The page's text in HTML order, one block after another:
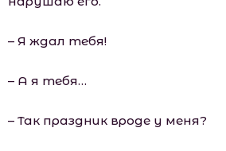
– Я ждал тебя!
– А я тебя…
– Так праздник вроде у меня?